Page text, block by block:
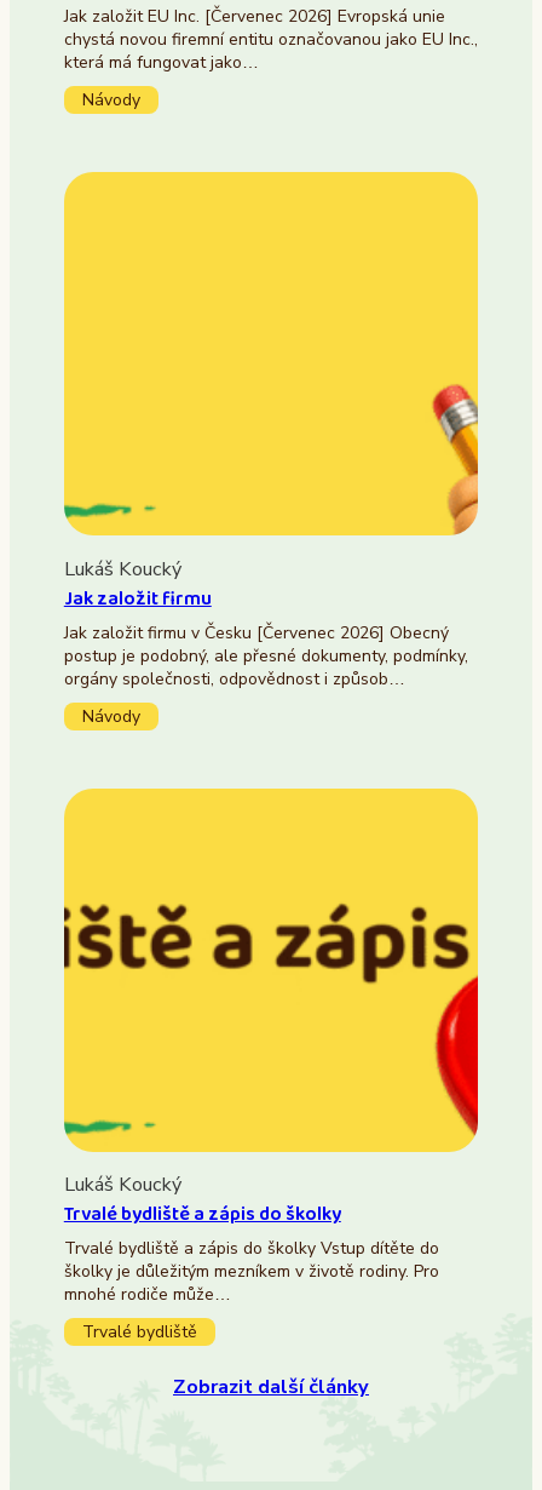
Jak založit EU Inc. [Červenec 2026] Evropská unie
chystá novou firemní entitu označovanou jako EU Inc.,
která má fungovat jako…
Návody
Lukáš Koucký
Jak založit firmu
Jak založit firmu v Česku [Červenec 2026] Obecný
postup je podobný, ale přesné dokumenty, podmínky,
orgány společnosti, odpovědnost i způsob…
Návody
Lukáš Koucký
Trvalé bydliště a zápis do školky
Trvalé bydliště a zápis do školky Vstup dítěte do
školky je důležitým mezníkem v životě rodiny. Pro
mnohé rodiče může…
Trvalé bydliště
Zobrazit další články